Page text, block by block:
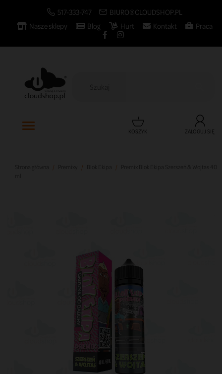
517-333-747
BIURO@CLOUDSHOP.PL
Nasze sklepy
Blog Hurt Kontakt Praca
KOSZYK ZALOGUJ SIĘ